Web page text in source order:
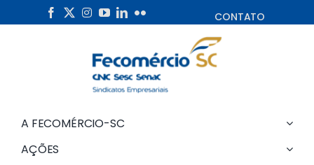
to
CONTATO
A FECOMÉRCIO-SC
AÇÕES